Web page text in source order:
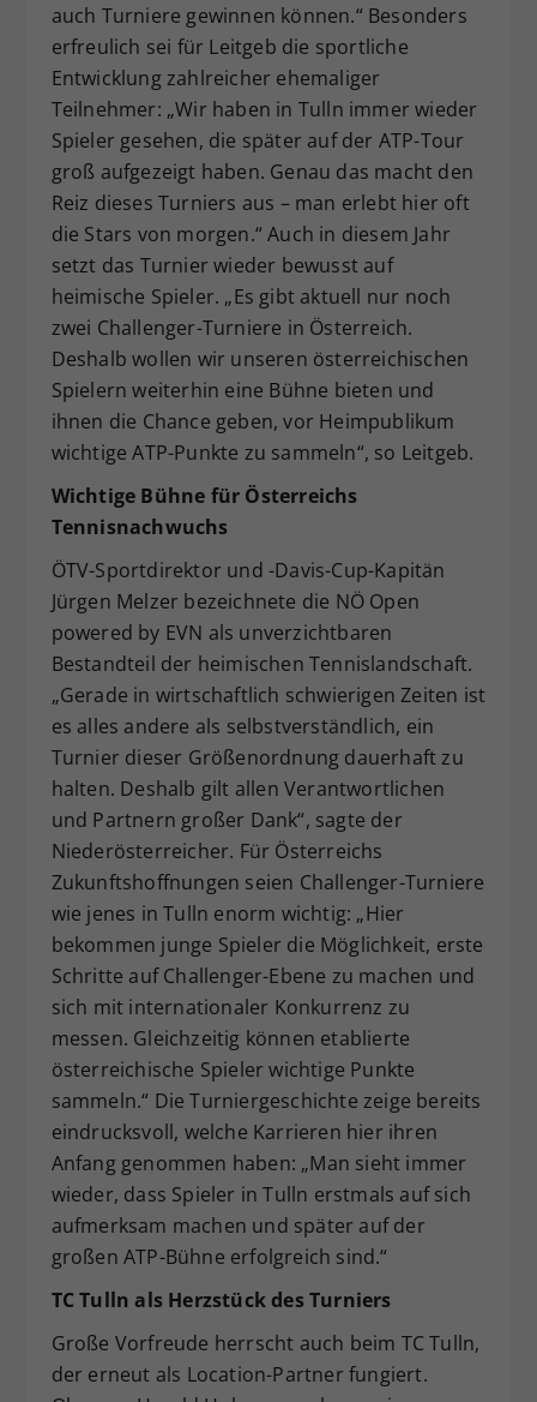
auch Turniere gewinnen können.“ Besonders
erfreulich sei für Leitgeb die sportliche
Entwicklung zahlreicher ehemaliger
Teilnehmer: „Wir haben in Tulln immer wieder
Spieler gesehen, die später auf der ATP-Tour
groß aufgezeigt haben. Genau das macht den
Reiz dieses Turniers aus – man erlebt hier oft
die Stars von morgen.“ Auch in diesem Jahr
setzt das Turnier wieder bewusst auf
heimische Spieler. „Es gibt aktuell nur noch
zwei Challenger-Turniere in Österreich.
Deshalb wollen wir unseren österreichischen
Spielern weiterhin eine Bühne bieten und
ihnen die Chance geben, vor Heimpublikum
wichtige ATP-Punkte zu sammeln“, so Leitgeb.
Wichtige Bühne für Österreichs
Tennisnachwuchs
ÖTV-Sportdirektor und -Davis-Cup-Kapitän
Jürgen Melzer bezeichnete die NÖ Open
powered by EVN als unverzichtbaren
Bestandteil der heimischen Tennislandschaft.
„Gerade in wirtschaftlich schwierigen Zeiten ist
es alles andere als selbstverständlich, ein
Turnier dieser Größenordnung dauerhaft zu
halten. Deshalb gilt allen Verantwortlichen
und Partnern großer Dank“, sagte der
Niederösterreicher. Für Österreichs
Zukunftshoffnungen seien Challenger-Turniere
wie jenes in Tulln enorm wichtig: „Hier
bekommen junge Spieler die Möglichkeit, erste
Schritte auf Challenger-Ebene zu machen und
sich mit internationaler Konkurrenz zu
messen. Gleichzeitig können etablierte
österreichische Spieler wichtige Punkte
sammeln.“ Die Turniergeschichte zeige bereits
eindrucksvoll, welche Karrieren hier ihren
Anfang genommen haben: „Man sieht immer
wieder, dass Spieler in Tulln erstmals auf sich
aufmerksam machen und später auf der
großen ATP-Bühne erfolgreich sind.“
TC Tulln als Herzstück des Turniers
Große Vorfreude herrscht auch beim TC Tulln,
der erneut als Location-Partner fungiert.